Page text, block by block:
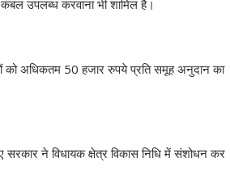
उपलब्ध करवाना भी शामिल है।
को अधिकतम 50 हजार रुपये प्रति समूह अनुदान का
ने विधायक क्षेत्र विकास निधि में संशोधन कर